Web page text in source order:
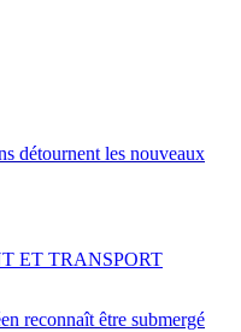
détournent les nouveaux
reconnaît être submergé
ET TRANSPORT